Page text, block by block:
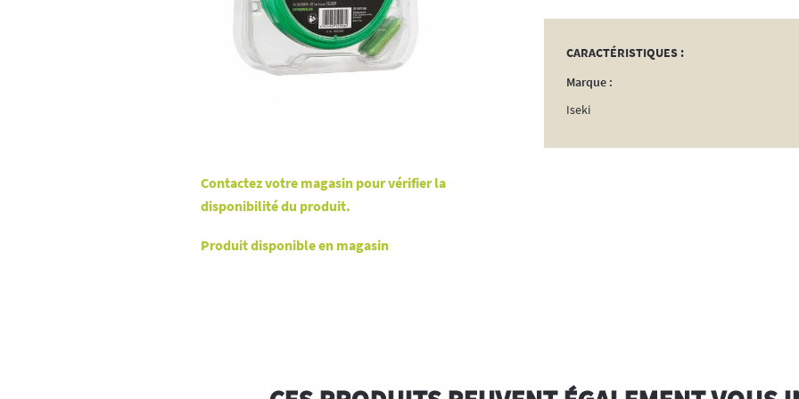
Contactez votre magasin pour vérifier la
disponibilité du produit.
Produit disponible en magasin
CARACTÉRISTIQUES :
Marque :
Iseki